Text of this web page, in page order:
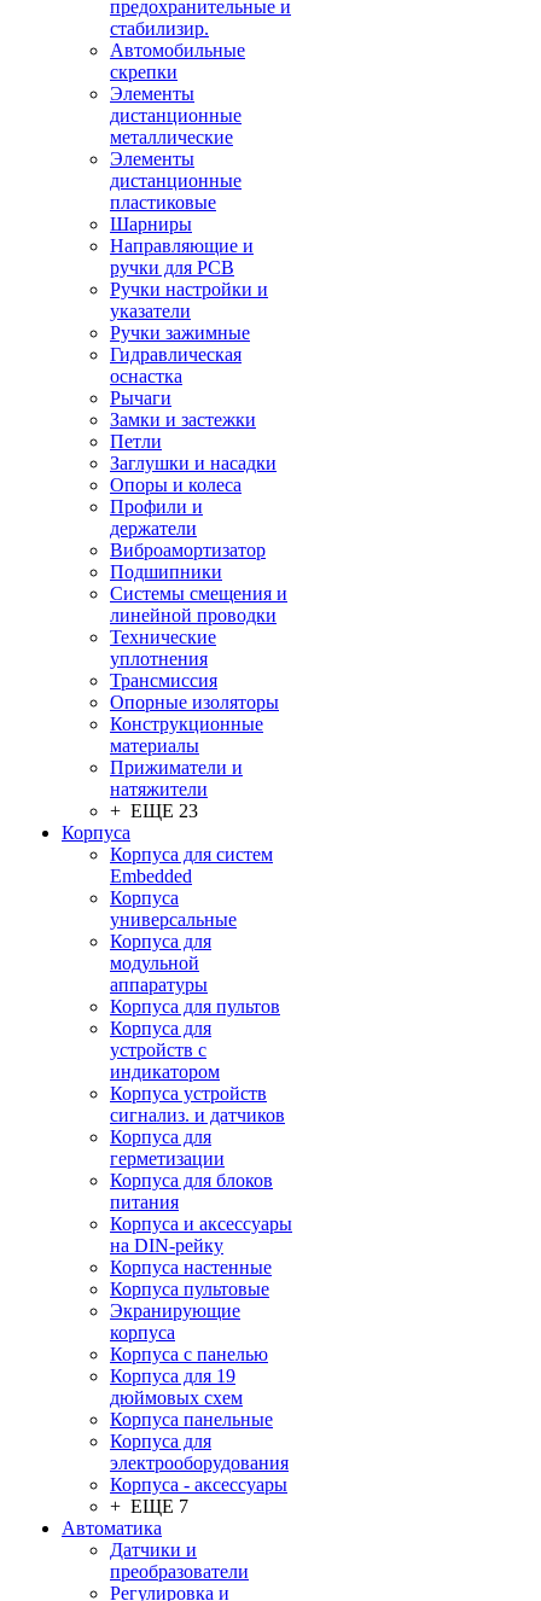
предохранительные и
стабилизир.
Автомобильные
скрепки
Элементы
дистанционные
металлические
Элементы
дистанционные
пластиковые
Шарниры
Направляющие и
ручки для PCB
Ручки настройки и
указатели
Ручки зажимные
Гидравлическая
оснастка
Рычаги
Замки и застежки
Петли
Заглушки и насадки
Опоры и колеса
Профили и
держатели
Виброамортизатор
Подшипники
Системы смещения и
линейной проводки
Технические
уплотнения
Трансмиссия
Опорные изоляторы
Конструкционные
материалы
Прижиматели и
натяжители
+ ЕЩЕ 23
Корпуса
Корпуса для систем
Embedded
Корпуса
универсальные
Корпуса для
модульной
аппаратуры
Корпуса для пультов
Корпуса для
устройств с
индикатором
Корпуса устройств
сигнализ. и датчиков
Корпуса для
герметизации
Корпуса для блоков
питания
Корпуса и аксессуары
на DIN-рейку
Корпуса настенные
Корпуса пультовые
Экранирующие
корпуса
Корпуса с панелью
Корпуса для 19
дюймовых схем
Корпуса панельные
Корпуса для
электрооборудования
Корпуса - аксессуары
+ ЕЩЕ 7
Автоматика
Датчики и
преобразователи
Регулировка и